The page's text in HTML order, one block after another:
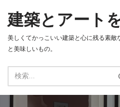
コ
ン
テ
ス
建築とアート
美しくてかっこいい建築と心に残る素
と美味しいもの。